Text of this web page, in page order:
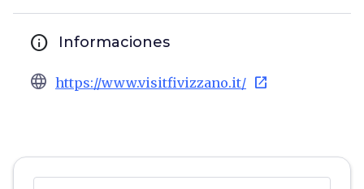
info Informaciones
language https://www.visitfivizzano.it/ open_in_new